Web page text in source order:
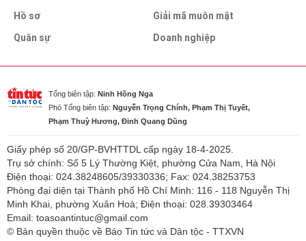
Hồ sơ
Quân sự
Giải mã muôn mặt
Doanh nghiệp
Tổng biên tập: Ninh Hồng Nga
Phó Tổng biên tập: Nguyễn Trọng Chính, Phạm Thị Tuyết,
Phạm Thuỳ Hương, Đinh Quang Dũng
Giấy phép số 20/GP-BVHTTDL cấp ngày 18-4-2025.
Trụ sở chính: Số 5 Lý Thường Kiệt, phường Cửa Nam, Hà Nội
Điện thoại: 024.38248605/39330336; Fax: 024.38253753
Phòng đại diện tại Thành phố Hồ Chí Minh: 116 - 118 Nguyễn Thị
Minh Khai, phường Xuân Hoà; Điện thoại: 028.39303464
Email: toasoantintuc@gmail.com
© Bản quyền thuộc về Báo Tin tức và Dân tộc - TTXVN